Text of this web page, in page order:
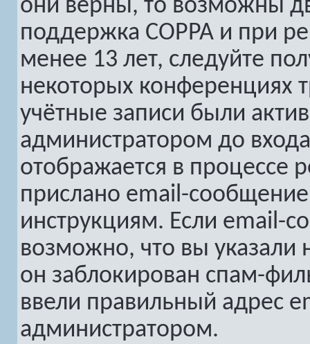
они верны, то возможны
поддержка COPPA и при
менее 13 лет, следуйте
некоторых конференциях
учётные записи были
администратором до
отображается в процессе
прислано email-
инструкциям. Если email-
возможно, что вы указали
он заблокирован спам-
ввели правильный адрес
администратором.